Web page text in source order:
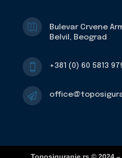

Bulevar Crvene
Belvil, Beograd
 +381 (0) 60 5813

Toposiguranje.rs © 2024 –